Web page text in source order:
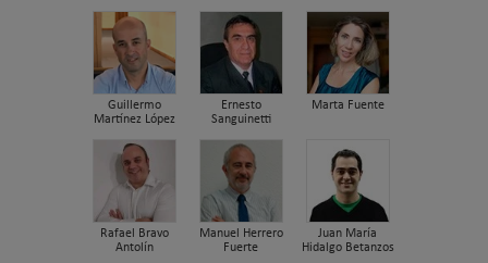
Guillermo
Martínez López
Ernesto
Sanguinetti
Marta Fuente
Rafael Bravo
Antolín
Manuel Herrero
Fuerte
Juan María
Hidalgo Betanzos